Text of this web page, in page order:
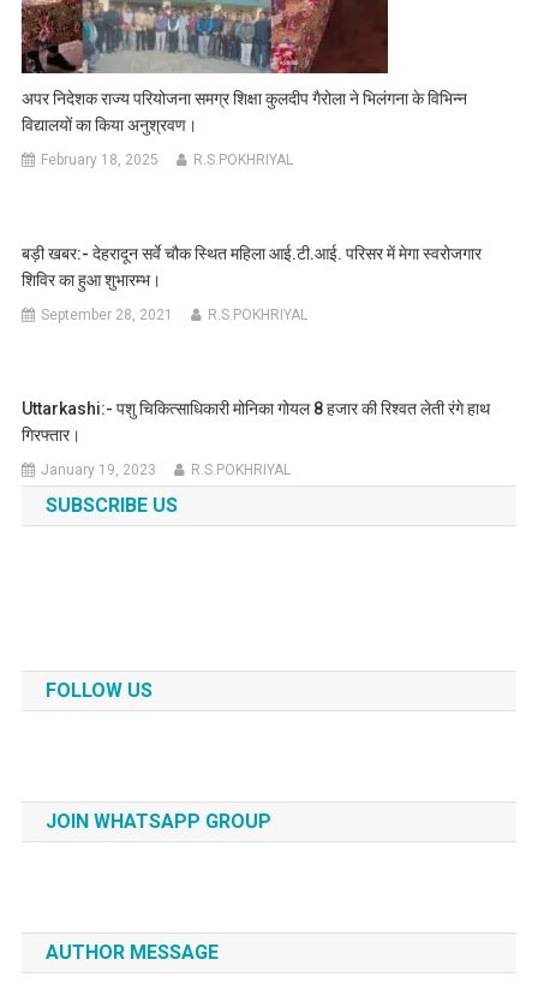
अपर निदेशक राज्य परियोजना समग्र शिक्षा कुलदीप गैरोला ने भिलंगना के विभिन्न
विद्यालयों का किया अनुश्रवण।
February 18, 2025 R.S.POKHRIYAL
बड़ी खबर:- देहरादून सर्वे चौक स्थित महिला आई.टी.आई. परिसर में मेगा स्वरोजगार
शिविर का हुआ शुभारम्भ।
September 28, 2021 R.S.POKHRIYAL
Uttarkashi:- पशु चिकित्साधिकारी मोनिका गोयल 8 हजार की रिश्वत लेती रंगे हाथ
गिरफ्तार।
January 19, 2023 R.S.POKHRIYAL
SUBSCRIBE US
FOLLOW US
JOIN WHATSAPP GROUP
AUTHOR MESSAGE